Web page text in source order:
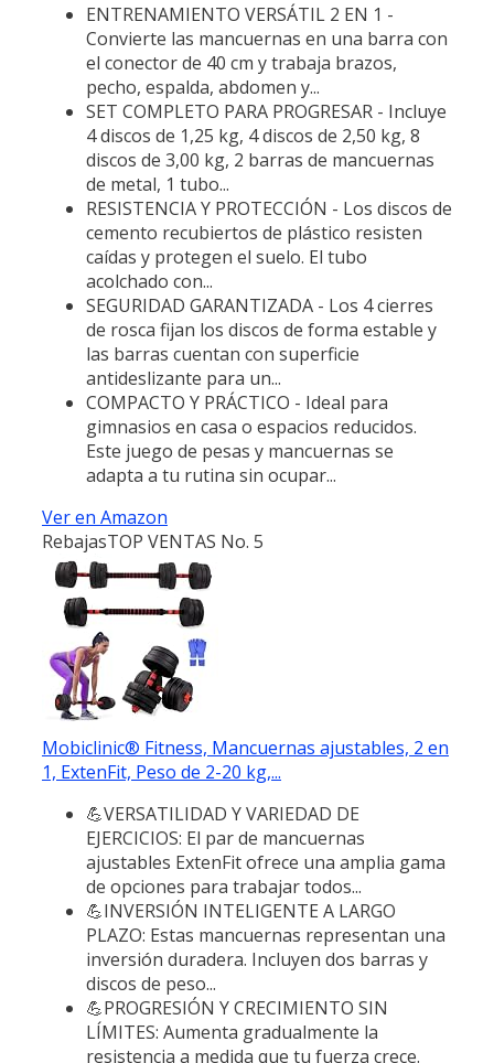
ENTRENAMIENTO VERSÁTIL 2 EN 1 -
Convierte las mancuernas en una barra con
el conector de 40 cm y trabaja brazos,
pecho, espalda, abdomen y...
SET COMPLETO PARA PROGRESAR - Incluye
4 discos de 1,25 kg, 4 discos de 2,50 kg, 8
discos de 3,00 kg, 2 barras de mancuernas
de metal, 1 tubo...
RESISTENCIA Y PROTECCIÓN - Los discos de
cemento recubiertos de plástico resisten
caídas y protegen el suelo. El tubo
acolchado con...
SEGURIDAD GARANTIZADA - Los 4 cierres
de rosca fijan los discos de forma estable y
las barras cuentan con superficie
antideslizante para un...
COMPACTO Y PRÁCTICO - Ideal para
gimnasios en casa o espacios reducidos.
Este juego de pesas y mancuernas se
adapta a tu rutina sin ocupar...
Ver en Amazon
RebajasTOP VENTAS No. 5
Mobiclinic® Fitness, Mancuernas ajustables, 2 en
1, ExtenFit, Peso de 2-20 kg,...
💪VERSATILIDAD Y VARIEDAD DE
EJERCICIOS: El par de mancuernas
ajustables ExtenFit ofrece una amplia gama
de opciones para trabajar todos...
💪INVERSIÓN INTELIGENTE A LARGO
PLAZO: Estas mancuernas representan una
inversión duradera. Incluyen dos barras y
discos de peso...
💪PROGRESIÓN Y CRECIMIENTO SIN
LÍMITES: Aumenta gradualmente la
resistencia a medida que tu fuerza crece.